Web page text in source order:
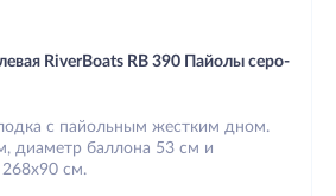
RiverBoats RB 390 Пайолы серо-
с пайольным жестким дном.
диаметр баллона 53 см и
см.